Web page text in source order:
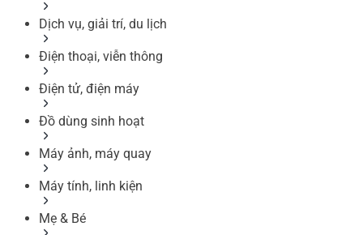
Dịch vụ, giải trí, du lịch
Điện thoại, viễn thông
Điện tử, điện máy
Đồ dùng sinh hoạt
Máy ảnh, máy quay
Máy tính, linh kiện
Mẹ & Bé